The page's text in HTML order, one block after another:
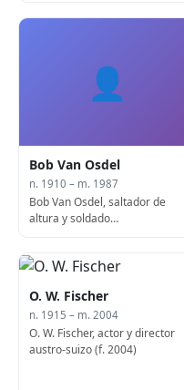
👤
Bob Van Osdel
n. 1910 – m. 1987
Bob Van Osdel, saltador de
altura y soldado
O. W. Fischer
n. 1915 – m. 2004
O. W. Fischer, actor y director
austro-suizo (f. 2004)